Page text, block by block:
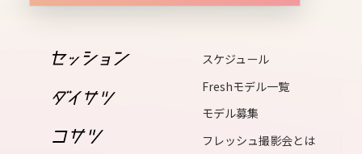
16
17
wed
thu
スケジュール
Freshモデル一覧
モデル募集
フレッシュ撮影会とは